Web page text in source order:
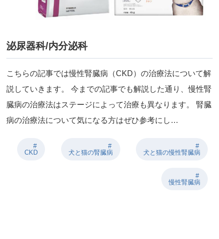
泌尿器科/内分泌科
こちらの記事では慢性腎臓病（CKD）の治療法について解
説していきます。 今までの記事でも解説した通り、慢性腎
臓病の治療法はステージによって治療も異なります。 腎臓
病の治療法について気になる方はぜひ参考にし…
CKD 犬と猫の腎臓病 犬と猫の慢性腎臓病
慢性腎臓病